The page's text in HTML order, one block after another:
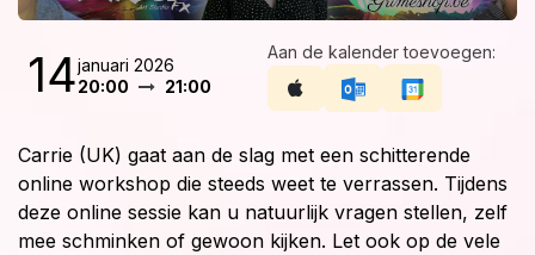
14januari 2026
20:00
21:00
Aan de kalender toevoegen:
Carrie (UK) gaat aan de slag met een schitterende
online workshop die steeds weet te verrassen. Tijdens
deze online sessie kan u natuurlijk vragen stellen, zelf
mee schminken of gewoon kijken. Let ook op de vele